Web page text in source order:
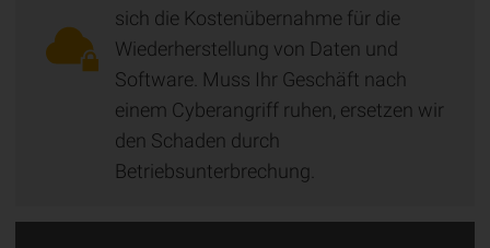
sich die Kostenübernahme für die
Wiederherstellung von Daten und
Software. Muss Ihr Geschäft nach
einem Cyberangriff ruhen, ersetzen wir
den Schaden durch
Betriebsunterbrechung.